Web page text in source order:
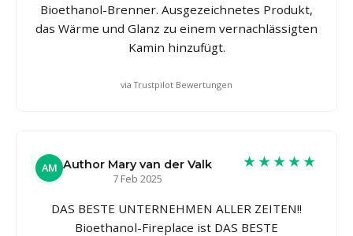
Bioethanol-Brenner. Ausgezeichnetes Produkt,
das Wärme und Glanz zu einem vernachlässigten
Kamin hinzufügt.
via Trustpilot Bewertungen
AM Author Mary van der Valk
7 Feb 2025
★★★★★
DAS BESTE UNTERNEHMEN ALLER ZEITEN!!
Bioethanol-Fireplace ist DAS BESTE